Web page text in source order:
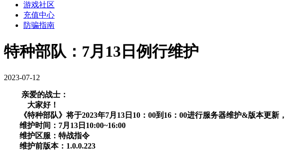
游戏社区
充值中心
防骗指南
特种部队：7月13日例行维护
2023-07-12
亲爱的战士：
大家好！
《特种部队》将于2023年7月13日10：00到16：00进行服务器维护&版本更新
维护时间：7月13日10:00~16:00
维护区服：特战指令
维护前版本：1.0.0.223